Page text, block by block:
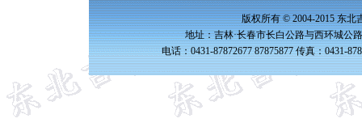
版权所有 © 2004-2015 东北
地址：吉林·长春市长白公路与西环城公
电话：0431-87872677 87875877 传真：0431-